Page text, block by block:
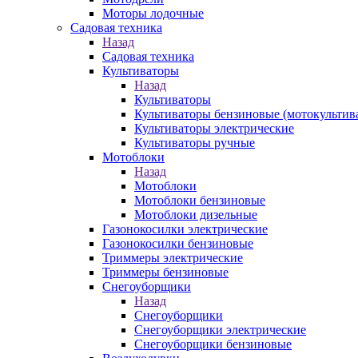
Моторы лодочные
Садовая техника
Назад
Садовая техника
Культиваторы
Назад
Культиваторы
Культиваторы бензиновые
Культиваторы электрические
Культиваторы ручные
Мотоблоки
Назад
Мотоблоки
Мотоблоки бензиновые
Мотоблоки дизельные
Газонокосилки электрические
Газонокосилки бензиновые
Триммеры электрические
Триммеры бензиновые
Снегоуборщики
Назад
Снегоуборщики
Снегоуборщики электрические
Снегоуборщики бензиновые